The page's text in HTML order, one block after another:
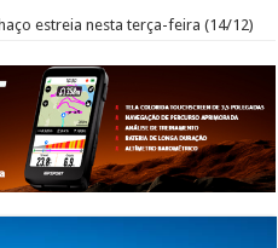
estreia nesta terça-feira (14/12)